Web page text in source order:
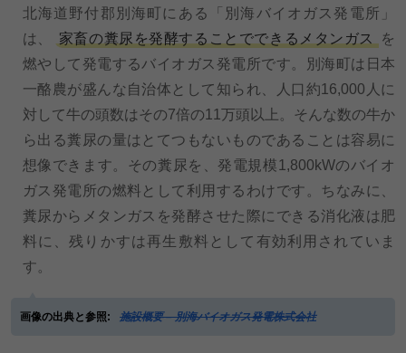
北海道野付郡別海町にある「別海バイオガス発電所」
は、
家畜の糞尿を発酵することでできるメタンガス
を
燃やして発電するバイオガス発電所です。別海町は日本
一酪農が盛んな自治体として知られ、人口約16,000人に
対して牛の頭数はその7倍の11万頭以上。そんな数の牛か
ら出る糞尿の量はとてつもないものであることは容易に
想像できます。その糞尿を、発電規模1,800kWのバイオ
ガス発電所の燃料として利用するわけです。ちなみに、
糞尿からメタンガスを発酵させた際にできる消化液は肥
料に、残りかすは再生敷料として有効利用されていま
す。
画像の出典と参照: 施設概要 – 別海バイオガス発電株式会社